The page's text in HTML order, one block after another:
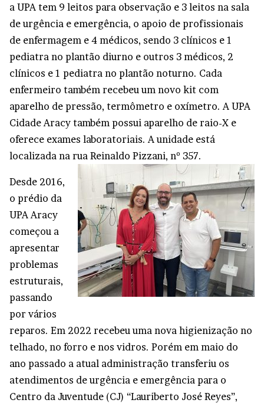
a UPA tem 9 leitos para observação e 3 leitos na sala
de urgência e emergência, o apoio de profissionais
de enfermagem e 4 médicos, sendo 3 clínicos e 1
pediatra no plantão diurno e outros 3 médicos, 2
clínicos e 1 pediatra no plantão noturno. Cada
enfermeiro também recebeu um novo kit com
aparelho de pressão, termômetro e oxímetro. A UPA
Cidade Aracy também possui aparelho de raio-X e
oferece exames laboratoriais. A unidade está
localizada na rua Reinaldo Pizzani, nº 357.
Desde 2016,
o prédio da
UPA Aracy
começou a
apresentar
problemas
estruturais,
passando
por vários
reparos. Em 2022 recebeu uma nova higienização no
telhado, no forro e nos vidros. Porém em maio do
ano passado a atual administração transferiu os
atendimentos de urgência e emergência para o
Centro da Juventude (CJ) “Lauriberto José Reyes”,